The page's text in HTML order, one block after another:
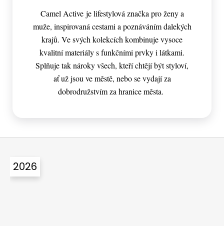
Camel Active je lifestylová značka pro ženy a
muže, inspirovaná cestami a poznáváním dalekých
krajů. Ve svých kolekcích kombinuje vysoce
kvalitní materiály s funkčními prvky i látkami.
Splňuje tak nároky všech, kteří chtějí být styloví,
ať už jsou ve městě, nebo se vydají za
dobrodružstvím za hranice města.
Z
2026